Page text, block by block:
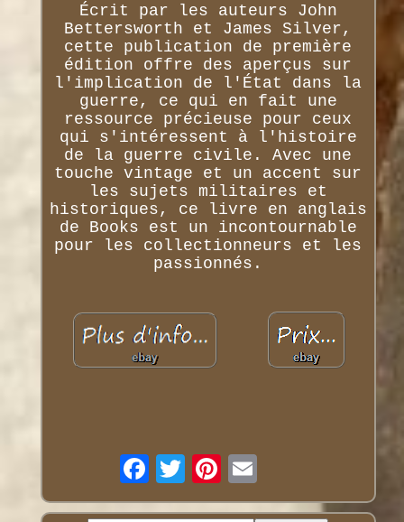
Écrit par les auteurs John
Bettersworth et James Silver,
cette publication de première
édition offre des aperçus sur
l'implication de l'État dans la
guerre, ce qui en fait une
ressource précieuse pour ceux
qui s'intéressent à l'histoire
de la guerre civile. Avec une
touche vintage et un accent sur
les sujets militaires et
historiques, ce livre en anglais
de Books est un incontournable
pour les collectionneurs et les
passionnés.